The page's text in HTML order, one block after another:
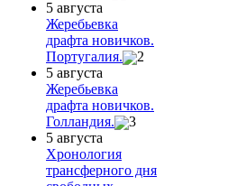
5 августа
Жеребьевка
драфта новичков.
Португалия.
2
5 августа
Жеребьевка
драфта новичков.
Голландия.
3
5 августа
Хронология
трансферного дня